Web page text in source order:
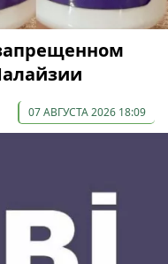
07 АВГУСТА 2026 18:09